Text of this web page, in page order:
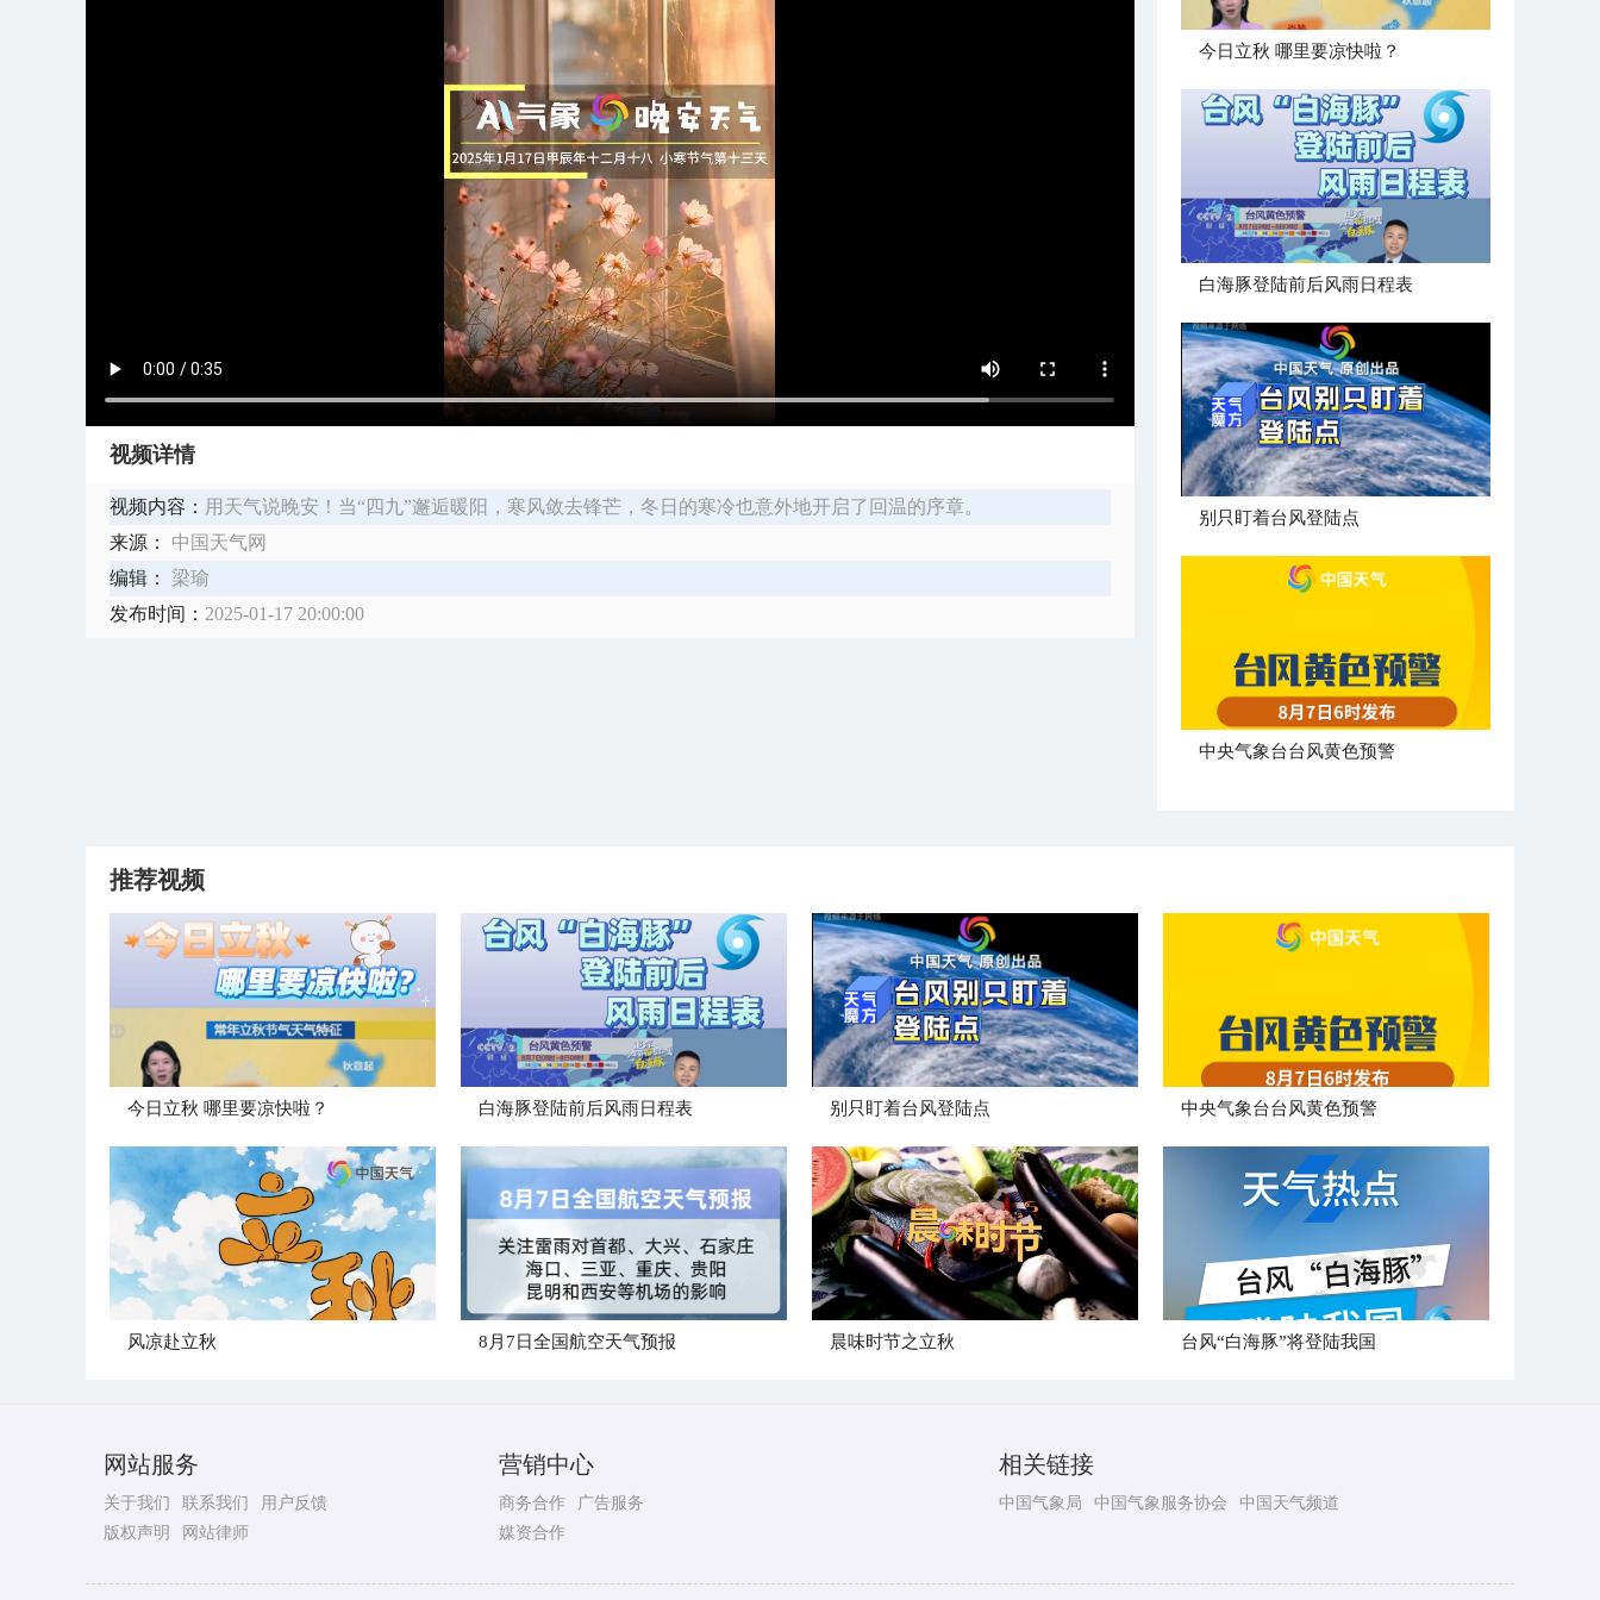
视频详情
视频内容： 用天气说晚安！当“四九”邂逅暖阳，寒风敛去锋芒，冬日的寒冷也意外地开启了回温的序章。
来源：
中国天气网
编辑：
梁瑜
发布时间： 2025-01-17 20:00:00
今日立秋 哪里要凉快啦？
白海豚登陆前后风雨日程表
别只盯着台风登陆点
​中央气象台台风黄色预警
推荐视频
今日立秋 哪里要凉快啦？ 白海豚登陆前后风雨日程表 别只盯着台风登陆点 ​中央气象台台风黄色预警
风凉赴立秋 8月7日全国航空天气预报 晨味时节之立秋 台风“白海豚”将登陆我国
网站服务
关于我们 联系我们
用户反馈
版权声明
网站律师
营销中心
商务合作
广告服务
媒资合作
相关链接
中国气象局 中国气象服务协会 中国天气频道